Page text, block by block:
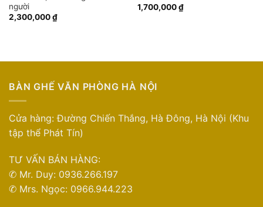
người
2,300,000₫
1,700,000₫
BÀN GHẾ VĂN PHÒNG HÀ NỘI
Cửa hàng: Đường Chiến Thắng, Hà Đông, Hà Nội (Khu
tập thể Phát Tín)
TƯ VẤN BÁN HÀNG:
✆ Mr. Duy: 0936.266.197
✆ Mrs. Ngọc: 0966.944.223